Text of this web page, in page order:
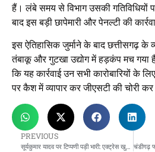
हैं। लंबे समय से विभाग उसकी गतिविधियों
बाद इस बड़ी छापेमारी और पेनल्टी की
इस ऐतिहासिक जुर्माने के बाद छत्तीसगढ़ के
तंबाकू और गुटखा उद्योग में हड़कंप मच गया
कि यह कार्रवाई उन सभी कारोबारियों के
पर कैश में व्यापार कर जीएसटी की चोरी
PREVIOUS
सूर्यकुमार यादव पर टिप्पणी पड़ी भारी: एक्ट्रेस खुशी मुखर्जी पर 100 करोड़ का मानहानि केस; फैन ने की गिरफ्तारी की मांग